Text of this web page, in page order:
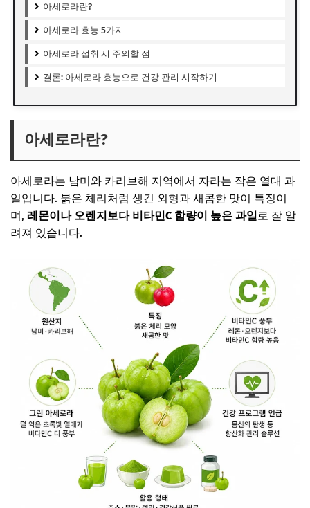
아세로라란?
아세로라 효능 5가지
아세로라 섭취 시 주의할 점
결론: 아세로라 효능으로 건강 관리 시작하기
아세로라란?
아세로라는 남미와 카리브해 지역에서 자라는 작은 열대 과
일입니다. 붉은 체리처럼 생긴 외형과 새콤한 맛이 특징이
며, 레몬이나 오렌지보다 비타민C 함량이 높은 과일로 잘 알
려져 있습니다.